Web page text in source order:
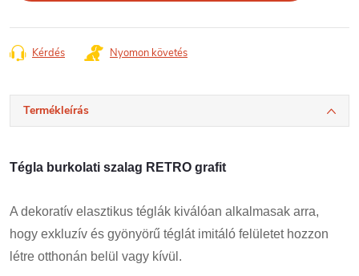
Kérdés Nyomon követés
Termékleírás
Tégla burkolati szalag RETRO grafit
A dekoratív elasztikus téglák kiválóan alkalmasak arra,
hogy exkluzív és gyönyörű téglát imitáló felületet hozzon
létre otthonán belül vagy kívül.